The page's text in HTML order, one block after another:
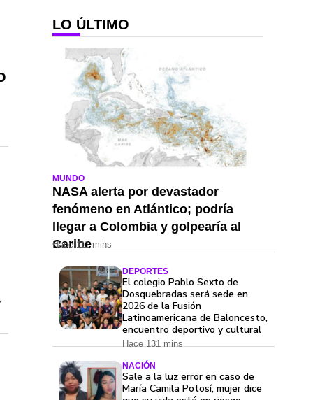
LO ÚLTIMO
MUNDO
NASA alerta por devastador
fenómeno en Atlántico; podría
llegar a Colombia y golpearía al
Caribe
Hace 111 mins
DEPORTES
El colegio Pablo Sexto de
Dosquebradas será sede en
2026 de la Fusión
Latinoamericana de Baloncesto,
encuentro deportivo y cultural
Hace 131 mins
NACIÓN
Sale a la luz error en caso de
María Camila Potosí; mujer dice